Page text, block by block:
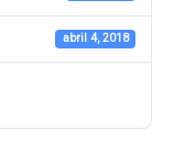
abril 4, 2018